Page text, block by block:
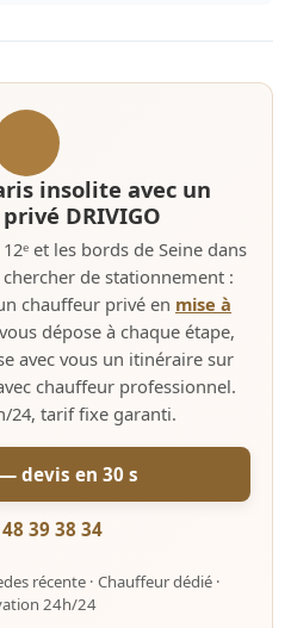
insolite avec un
DRIVIGO
et les bords de Seine dans
de stationnement :
chauffeur privé en mise à
dépose à chaque étape,
avec vous un itinéraire sur
chauffeur professionnel.
24, tarif fixe garanti.
devis en 30 s
39 38 34
récente · Chauffeur dédié ·
24h/24